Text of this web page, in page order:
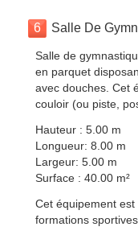
6 Salle De
Salle de
en parquet
avec douches. Cet
couloir (ou piste,
Hauteur : 5.00 m
Longueur: 8.00 m
Largeur: 5.00 m
Surface : 40.00 m²
Cet équipement
formations